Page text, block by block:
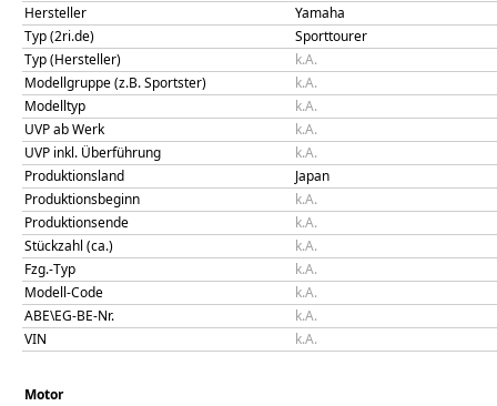
Hersteller
Yamaha
Typ (2ri.de)
Sporttourer
Typ (Hersteller)
k.A.
Modellgruppe (z.B. Sportster)
k.A.
Modelltyp
k.A.
UVP ab Werk
k.A.
UVP inkl. Überführung
k.A.
Produktionsland
Japan
Produktionsbeginn
k.A.
Produktionsende
k.A.
Stückzahl (ca.)
k.A.
Fzg.-Typ
k.A.
Modell-Code
k.A.
ABE\EG-BE-Nr.
k.A.
VIN
k.A.
Motor